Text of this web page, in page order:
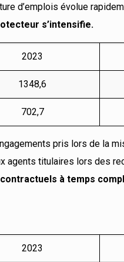
d’emplois évolue
s’intensifie.
2023
1348,6
702,7
pris lors de la
agents titulaires lors des
à temps
2023